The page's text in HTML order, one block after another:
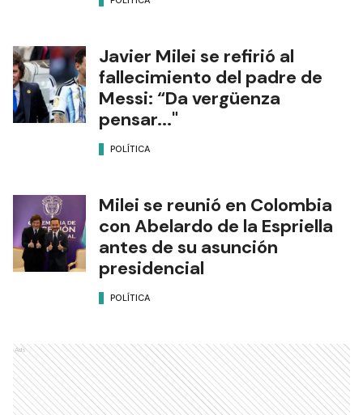
Javier Milei se refirió al
fallecimiento del padre de
Messi: “Da vergüenza
pensar..."
POLÍTICA
Milei se reunió en Colombia
con Abelardo de la Espriella
antes de su asunción
presidencial
POLÍTICA
Ads